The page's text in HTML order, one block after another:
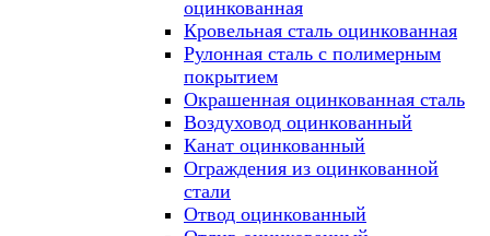
оцинкованная
Кровельная сталь оцинкованная
Рулонная сталь с полимерным
покрытием
Окрашенная оцинкованная сталь
Воздуховод оцинкованный
Канат оцинкованный
Ограждения из оцинкованной
стали
Отвод оцинкованный